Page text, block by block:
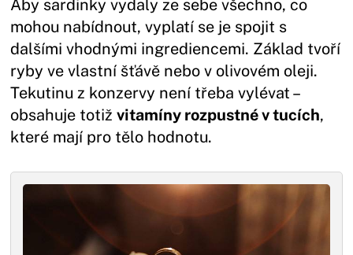
Aby sardinky vydaly ze sebe všechno, co
mohou nabídnout, vyplatí se je spojit s
dalšími vhodnými ingrediencemi. Základ tvoří
ryby ve vlastní šťávě nebo v olivovém oleji.
Tekutinu z konzervy není třeba vylévat –
obsahuje totižvitamíny rozpustné v tucích,
které mají pro tělo hodnotu.